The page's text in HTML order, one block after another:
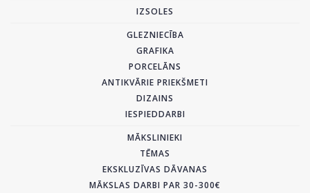
IZSOLES
GLEZNIECĪBA
GRAFIKA
PORCELĀNS
ANTIKVĀRIE PRIEKŠMETI
DIZAINS
IESPIEDDARBI
MĀKSLINIEKI
TĒMAS
EKSKLUZĪVAS DĀVANAS
MĀKSLAS DARBI PAR 30-300€